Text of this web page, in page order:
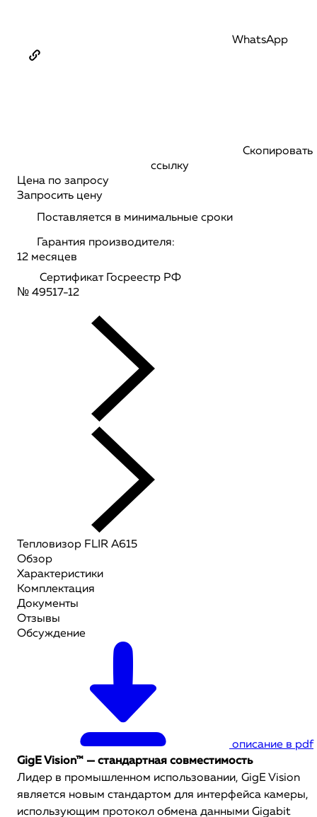
WhatsApp
Скопировать
ссылку
Цена по запросу
Запросить цену
Поставляется в минимальные сроки
Гарантия производителя:
12 месяцев
Сертификат Госреестр РФ
№ 49517-12
Тепловизор FLIR A615
Обзор
Характеристики
Комплектация
Документы
Отзывы
Обсуждение
описание в pdf
GigE Vision™ — стандартная совместимость
Лидер в промышленном использовании, GigE Vision
является новым стандартом для интерфейса камеры,
использующим протокол обмена данными Gigabit